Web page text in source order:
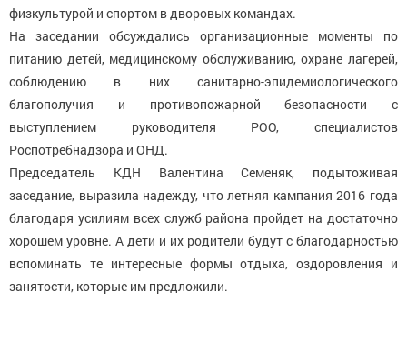
физкультурой и спортом в дворовых командах.
На заседании обсуждались организационные моменты по
питанию детей, медицинскому обслуживанию, охране лагерей,
соблюдению в них санитарно-эпидемиологического
благополучия и противопожарной безопасности с
выступлением руководителя РОО, специалистов
Роспотребнадзора и ОНД.
Председатель КДН Валентина Семеняк, подытоживая
заседание, выразила надежду, что летняя кампания 2016 года
благодаря усилиям всех служб района пройдет на достаточно
хорошем уровне. А дети и их родители будут с благодарностью
вспоминать те интересные формы отдыха, оздоровления и
занятости, которые им предложили.